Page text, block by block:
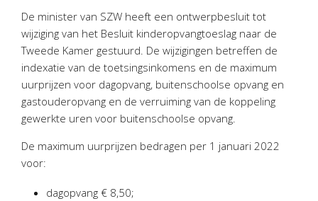
Bedrijfseconomisch advies
Belastingadvies Purmerend
Online boekhouden
Nieuws&informatie
Nieuwsbrief
Nieuwsoverzicht
De minister van SZW heeft een ontwerpbesluit tot
wijziging van het Besluit kinderopvangtoeslag naar de
Tweede Kamer gestuurd. De wijzigingen betreffen de
indexatie van de toetsingsinkomens en de maximum
uurprijzen voor dagopvang, buitenschoolse opvang en
gastouderopvang en de verruiming van de koppeling
gewerkte uren voor buitenschoolse opvang.
De maximum uurprijzen bedragen per 1 januari 2022
voor:
dagopvang € 8,50;